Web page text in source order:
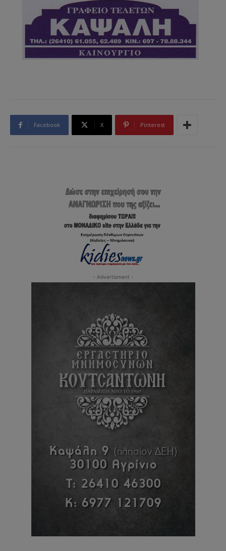
Facebook X Pinterest
- Advertisment -